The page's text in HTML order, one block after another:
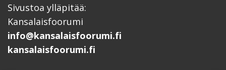
Sivustoa ylläpitää:
Kansalaisfoorumi
info@kansalaisfoorumi.fi
kansalaisfoorumi.fi